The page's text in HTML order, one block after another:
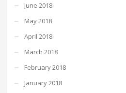
June 2018
May 2018
April 2018
March 2018
February 2018
January 2018